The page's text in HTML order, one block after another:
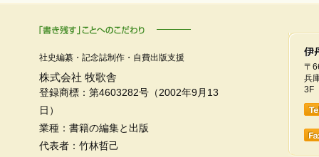
社史編纂・記念誌制作・自費出版支援
株式会社 牧歌舎
登録商標：第4603282号（2002年9月13
日）
業種：書籍の編集と出版
代表者：竹林哲己
〒
兵
3F